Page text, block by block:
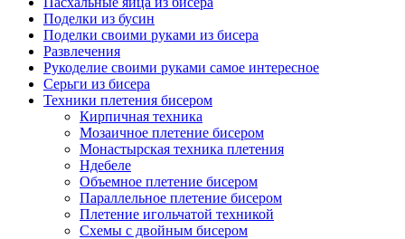
Поделки из бусин
Поделки своими руками из бисера
Развлечения
Рукоделие своими руками самое интересное
Серьги из бисера
Техники плетения бисером
Кирпичная техника
Мозаичное плетение бисером
Монастырская техника плетения
Ндебеле
Объемное плетение бисером
Параллельное плетение бисером
Плетение игольчатой техникой
Схемы с двойным бисером